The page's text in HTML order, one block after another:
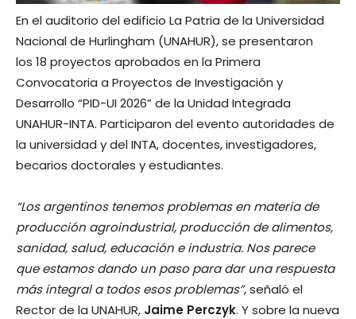
En el auditorio del edificio La Patria de la Universidad
Nacional de Hurlingham (UNAHUR), se presentaron
los 18 proyectos aprobados en la Primera
Convocatoria a Proyectos de Investigación y
Desarrollo “PID-UI 2026” de la Unidad Integrada
UNAHUR-INTA. Participaron del evento autoridades de
la universidad y del INTA, docentes, investigadores,
becarios doctorales y estudiantes.
“Los argentinos tenemos problemas en materia de
producción agroindustrial, producción de alimentos,
sanidad, salud, educación e industria. Nos parece
que estamos dando un paso para dar una respuesta
más integral a todos esos problemas”, señaló el
Rector de la UNAHUR, Jaime Perczyk. Y sobre la nueva